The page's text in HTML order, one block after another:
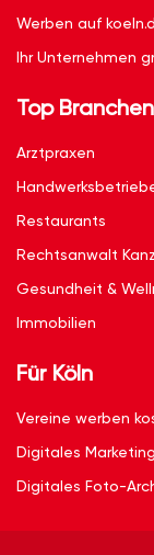
Werben auf
Ihr Unternehmen
Top
Arztpraxen
Restaurants
Rechtsanwalt
Gesundheit &
Immobilien
Für Köln
Vereine werben
Digitales
Digitales Foto-